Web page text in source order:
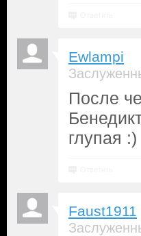
Ewlampi
После
глупая
Faust1911